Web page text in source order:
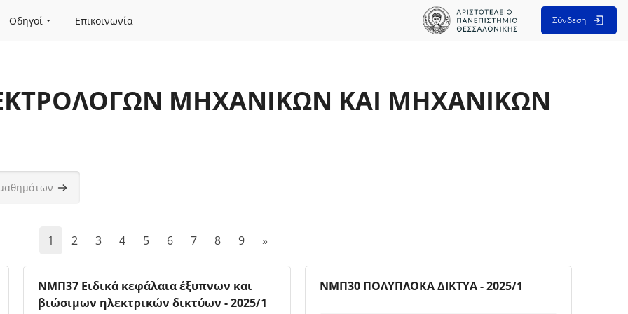
Οδηγοί Επικοινωνία Σύνδεση
ΜΗΧΑΝΙΚΩΝ ΚΑΙ ΜΗΧΑΝΙΚΩΝ
Αναζήτηση μαθημάτων
1
(current)
2 3 4 5 6 7 8 9 »
Επόμενη σελίδα
Εικόνα μαθήματος
Όνομα μαθήματος
ΝΜΠ37 Ειδικά κεφάλαια έξυπνων και
βιώσιμων ηλεκτρικών δικτύων - 2025/1
Εικόνα μαθήματος
Όνομα μαθήματος
ΝΜΠ30 ΠΟΛΥΠΛΟΚΑ ΔΙΚΤΥΑ - 2025/1